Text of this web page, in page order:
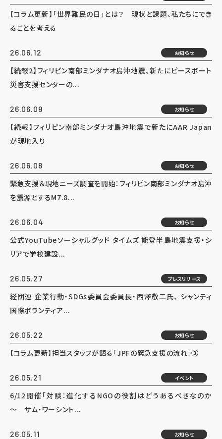
【コラム更新】「世界難民の日」とは？ 現状と課題、私たちにでき
ることを考える
26.06.12 お知らせ
【続報2】フィリピン南部ミンダナオ島沖地震、新たにピースボート
災害支援センターの...
26.06.09 お知らせ
【続報】フィリピン南部ミンダナオ島沖地震で新たにAAR Japan
が現地入り
26.06.08 お知らせ
緊急支援＆現地ニーズ調査を開始：フィリピン南部ミンダナオ島沖
を震源とするM7.8...
26.06.04 お知らせ
公式YouTubeソーシャルグッド タイムズ 能登半島地震支援・シ
リアで学校建設...
26.05.27 プレスリリース
経団連 企業行動・SDGs委員会委員長・西澤敬二氏、 シャンティ
国際ボランティア...
26.05.22 お知らせ
【コラム更新】担当スタッフが語る「JPFの緊急支援の流れ」③
26.05.21 イベント
6/12開催「対談：進化するNGOの役割はどうあるべきなのか
～ サム・ワーシント...
26.05.11 お知らせ